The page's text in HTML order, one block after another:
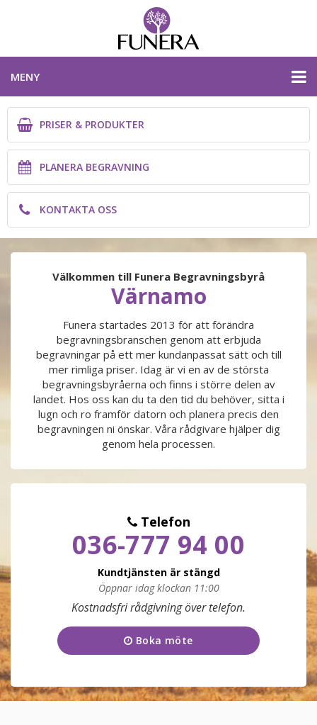
MENY
PRISER & PRODUKTER
PLANERA BEGRAVNING
KONTAKTA OSS
PLANERA BEGRAVNING
PRODUKTER & PRISER
OM BEGRAVNINGAR
JURIDIK
KONTAKTA OSS
036-777 94 00
PRISER & PRODUKTER
PLANERA BEGRAVNING
KONTAKTA OSS
Välkommen till Funera Begravningsbyrå
Värnamo
Funera startades 2013 för att förändra
begravningsbranschen genom att erbjuda
begravningar på ett mer kundanpassat sätt och till
mer rimliga priser. Idag är vi en av de största
begravningsbyråerna och finns i större delen av
landet. Hos oss kan du ta den tid du behöver, sitta i
lugn och ro framför datorn och planera precis den
begravningen ni önskar. Våra rådgivare hjälper dig
genom hela processen.
Telefon
036-777 94 00
Kundtjänsten är stängd
Öppnar idag klockan 11:00
Måndag
09:00 - 17:00
Tisdag
09:00 - 17:00
Onsdag
09:00 - 17:00
Fredag
09:00 - 17:00
Kostnadsfri rådgivning över telefon.
Boka möte